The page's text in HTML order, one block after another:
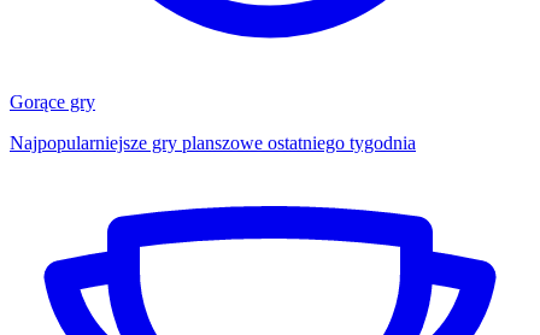
Gorące gry
Najpopularniejsze gry planszowe ostatniego tygodnia